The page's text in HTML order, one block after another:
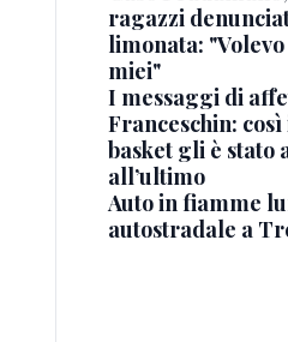
ragazzi
limonata:
miei"
I messaggi di
Franceschin:
basket gli è stato
all’ultimo
Auto in fiamme
autostradale a